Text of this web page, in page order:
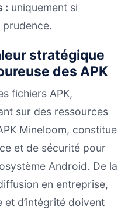
: uniquement si
prudence.
stratégique
des APK
fichiers APK,
sur des ressources
Mineloom, constitue
et de sécurité pour
Android. De la
en entreprise,
et d’intégrité doivent